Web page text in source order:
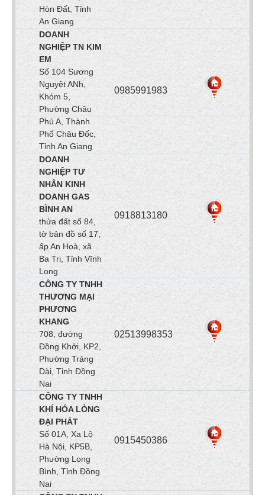
Hòn Đất, Tỉnh
An Giang
DOANH
NGHIỆP TN KIM
EM
Số 104 Sương
Nguyệt ANh,
Khóm 5,
Phường Châu
Phú A, Thành
Phố Châu Đốc,
Tỉnh An Giang
0985991983
DOANH
NGHIỆP TƯ
NHÂN KINH
DOANH GAS
BÌNH AN
thửa đất số 84,
tờ bản đồ số 17,
ấp An Hoà, xã
Ba Tri, Tỉnh Vĩnh
Long
0918813180
CÔNG TY TNHH
THƯƠNG MẠI
PHƯƠNG
KHANG
708, đường
Đồng Khởi, KP2,
Phường Trảng
Dài, Tỉnh Đồng
Nai
02513998353
CÔNG TY TNHH
KHÍ HÓA LỎNG
ĐẠI PHÁT
Số 01A, Xa Lộ
Hà Nội, KP5B,
Phường Long
Bình, Tỉnh Đồng
Nai
0915450386